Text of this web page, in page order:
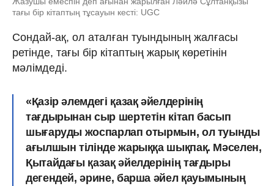
тағы бір кітаптың тұсауын кесті: UGC
Сондай-ақ, ол аталған туындының жалғасы
ретінде, тағы бір кітаптың жарық көретінін
мәлімдеді.
«Қазір әлемдегі қазақ әйелдерінің
тағдырынан сыр шертетін кітап басып
шығаруды жоспарлап отырмын, ол туынды
ағылшын тілінде жарыққа шықпақ. Мәселен,
Қытайдағы қазақ әйелдерінің тағдыры
дегендей, әрине, барша әйел қауымының